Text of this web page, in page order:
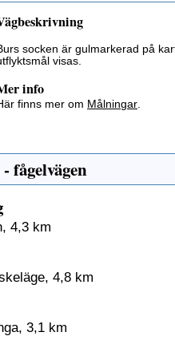
socken är gulmarkerad på
visas.
info
finns mer om Målningar.
fågelvägen
4,3 km
4,8 km
3,1 km